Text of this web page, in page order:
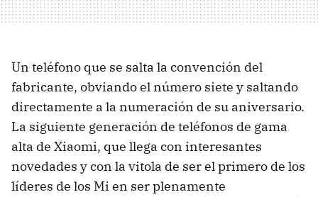
Un teléfono que se salta la convención del
fabricante, obviando el número siete y saltando
directamente a la numeración de su aniversario.
La siguiente generación de teléfonos de gama
alta de Xiaomi, que llega con interesantes
novedades y con la vitola de ser el primero de los
líderes de los Mi en ser plenamente